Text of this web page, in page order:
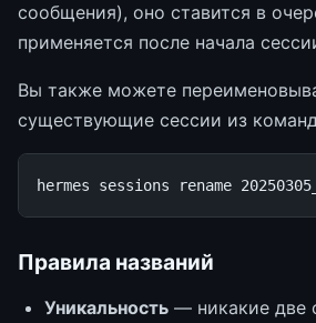
сообщения), оно ставится в
применяется после начала
Вы также можете
существующие сессии из
hermes sessions rename
Правила названий
Уникальность — никакие две